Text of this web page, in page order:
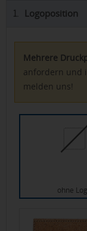
1. Logoposition
Mehrere
anfordern und
melden uns!
ohne